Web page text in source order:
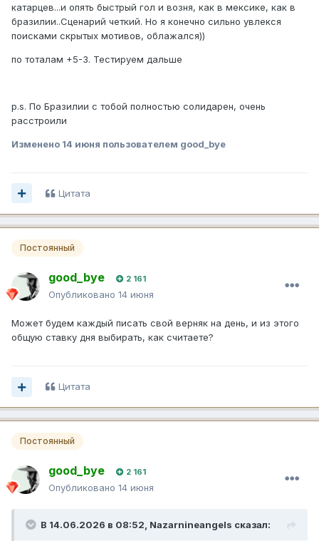
катарцев...и опять быстрый гол и возня, как в мексике, как в
бразилии..Сценарий четкий. Но я конечно сильно увлекся
поисками скрытых мотивов, облажался))
по тоталам +5-3. Тестируем дальше
p.s. По Бразилии с тобой полностью солидарен, очень
расстроили
Изменено 14 июня пользователем good_bye
Цитата
Постоянный
good_bye 2 161
Опубликовано 14 июня
Может будем каждый писать свой верняк на день, и из этого
общую ставку дня выбирать, как считаете?
Цитата
Постоянный
good_bye 2 161
Опубликовано 14 июня
В 14.06.2026 в 08:52, Nazarnineangels сказал: